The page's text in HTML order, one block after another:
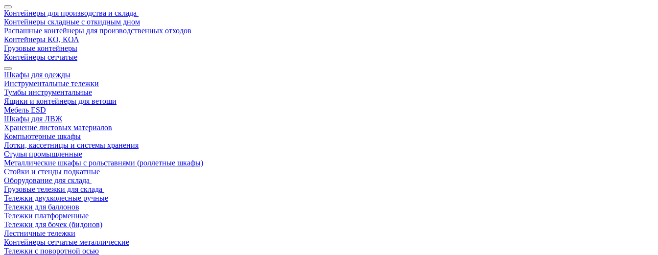
Контейнеры для производства и склада
Контейнеры складные с откидным дном
Распашные контейнеры для производственных отходов
Контейнеры КО, КОА
Грузовые контейнеры
Контейнеры сетчатые
Шкафы для одежды
Инструментальные тележки
Тумбы инструментальные
Ящики и контейнеры для ветоши
Мебель ESD
Шкафы для ЛВЖ
Хранение листовых материалов
Компьютерные шкафы
Лотки, кассетницы и системы хранения
Стулья промышленные
Металлические шкафы с рольставнями (роллетные шкафы)
Стойки и стенды подкатные
Оборудование для склада
Грузовые тележки для склада
Тележки двухколесные ручные
Тележки для баллонов
Тележки платформенные
Тележки для бочек (бидонов)
Лестничные тележки
Контейнеры сетчатые металлические
Тележки с поворотной осью